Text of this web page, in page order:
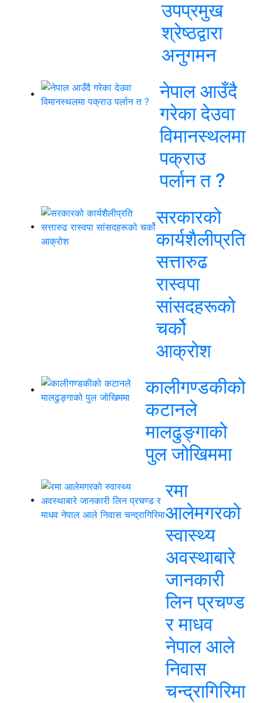
उपप्रमुख
श्रेष्ठद्वारा
अनुगमन
नेपाल आउँदै
गरेका देउवा
विमानस्थलमा
पक्राउ
पर्लान त ?
सरकारको
कार्यशैलीप्रति
सत्तारुढ
रास्वपा
सांसदहरूको
चर्को
आक्रोश
कालीगण्डकीको
कटानले
मालढुङ्गाको
पुल जोखिममा
रमा
आलेमगरको
स्वास्थ्य
अवस्थाबारे
जानकारी
लिन प्रचण्ड
र माधव
नेपाल आले
निवास
चन्द्रागिरिमा